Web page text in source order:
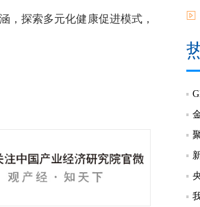
探索多元化健康促进模式，